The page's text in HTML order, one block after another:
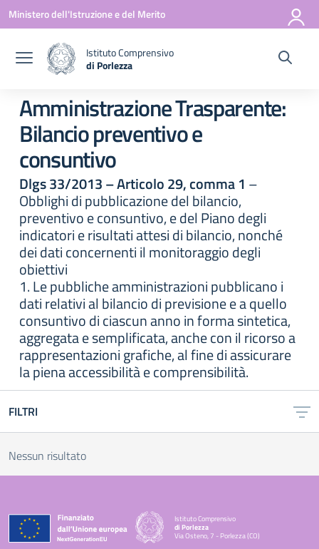
Vai ai contenuti
Vai al menu di navigazione
Vai al footer
Ministero dell'Istruzione e del Merito
Istituto Comprensivo
di Porlezza
Amministrazione Trasparente:
Bilancio preventivo e
consuntivo
Dlgs 33/2013 – Articolo 29, comma 1 –
Obblighi di pubblicazione del bilancio,
preventivo e consuntivo, e del Piano degli
indicatori e risultati attesi di bilancio, nonché
dei dati concernenti il monitoraggio degli
obiettivi
1. Le pubbliche amministrazioni pubblicano i
dati relativi al bilancio di previsione e a quello
consuntivo di ciascun anno in forma sintetica,
aggregata e semplificata, anche con il ricorso a
rappresentazioni grafiche, al fine di assicurare
la piena accessibilità e comprensibilità.
FILTRI
Nessun risultato
Istituto Comprensivo
di Porlezza
Via Osteno, 7 - Porlezza (CO)